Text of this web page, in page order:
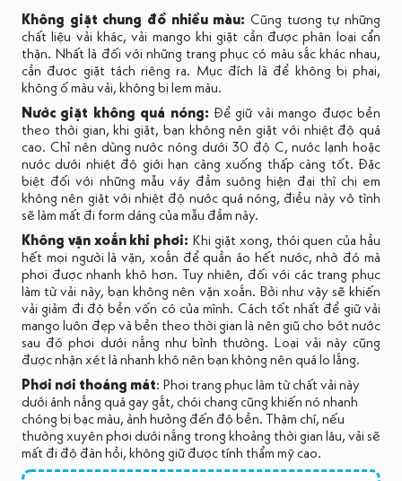
Không giặt chung đồ nhiều màu: Cũng tương tự những
chất liệu vải khác, vải mango khi giặt cần được phân loại cẩn
thận. Nhất là đối với những trang phục có màu sắc khác nhau,
cần được giặt tách riêng ra. Mục đích là để không bị phai,
không ố màu vải, không bị lem màu.
Nước giặt không quá nóng: Để giữ vải mango được bền
theo thời gian, khi giặt, bạn không nên giặt với nhiệt độ quá
cao. Chỉ nên dùng nước nóng dưới 30 độ C, nước lạnh hoặc
nước dưới nhiệt độ giới hạn càng xuống thấp càng tốt. Đặc
biệt đối với những mẫu váy đầm suông hiện đại thì chị em
không nên giặt với nhiệt độ nước quá nóng, điều này vô tình
sẽ làm mất đi form dáng của mẫu đầm này.
Không vặn xoắn khi phơi: Khi giặt xong, thói quen của hầu
hết mọi người là vặn, xoắn để quần áo hết nước, nhờ đó mà
phơi được nhanh khô hơn. Tuy nhiên, đối với các trang phục
làm từ vải này, bạn không nên vặn xoắn. Bởi như vậy sẽ khiến
vải giảm đi độ bền vốn có của mình. Cách tốt nhất để giữ vải
mango luôn đẹp và bền theo thời gian là nên giũ cho bớt nước
sau đó phơi dưới nắng như bình thường. Loại vải này cũng
được nhận xét là nhanh khô nên bạn không nên quá lo lắng.
Phơi nơi thoáng mát: Phơi trang phục làm từ chất vải này
dưới ánh nắng quá gay gắt, chói chang cũng khiến nó nhanh
chóng bị bạc màu, ảnh hưởng đến độ bền. Thậm chí, nếu
thường xuyên phơi dưới nắng trong khoảng thời gian lâu, vải sẽ
mất đi độ đàn hồi, không giữ được tính thẩm mỹ cao.